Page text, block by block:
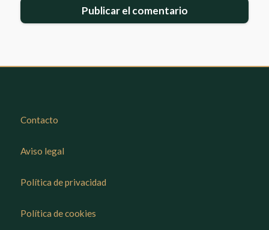
Contacto
Aviso legal
Política de privacidad
Política de cookies